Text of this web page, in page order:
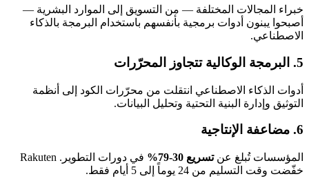
خبراء المجالات المختلفة — من التسويق إلى الموارد البشرية —
أصبحوا يبنون أدوات برمجية بأنفسهم باستخدام البرمجة بالذكاء
الاصطناعي.
5. البرمجة الوكالية تتجاوز المحرّرات
أدوات الذكاء الاصطناعي انتقلت من محرّرات الكود إلى أنظمة
التوثيق وإدارة البنية التحتية وتحليل البيانات.
6. مضاعفة الإنتاجية
المؤسسات تُبلغ عنتسريع 30-79%
في دورات التطوير. Rakuten
خفّضت وقت التسليم من 24 يوماً إلى 5 أيام فقط.